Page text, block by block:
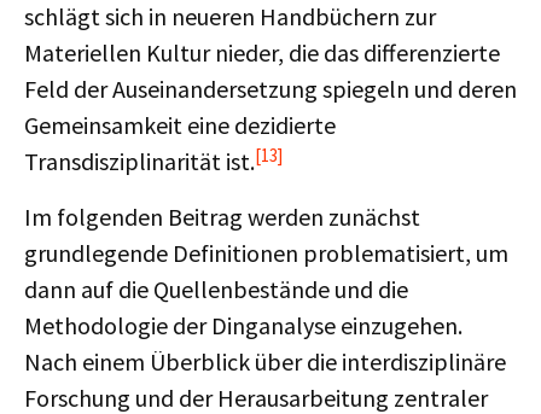
schlägt sich in neueren Handbüchern zur
Materiellen Kultur nieder, die das differenzierte
Feld der Auseinandersetzung spiegeln und deren
Gemeinsamkeit eine dezidierte
Transdisziplinarität ist.[13]
Im folgenden Beitrag werden zunächst
grundlegende Definitionen problematisiert, um
dann auf die Quellenbestände und die
Methodologie der Dinganalyse einzugehen.
Nach einem Überblick über die interdisziplinäre
Forschung und der Herausarbeitung zentraler